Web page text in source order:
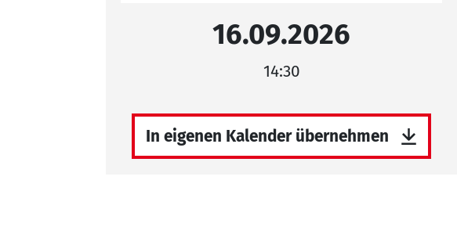
16.09.2026
14:30
In eigenen Kalender übernehmen